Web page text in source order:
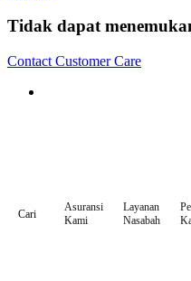
Tidak dapat
Contact Customer Care
Cari
Asuransi
Kami
Layanan
Nasabah